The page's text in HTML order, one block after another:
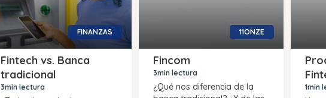
FINANZAS
Fintech vs. Banca
tradicional
3min lectura
11ONZE
Fincom
3min lectura
¿Qué nos diferencia de la
1min